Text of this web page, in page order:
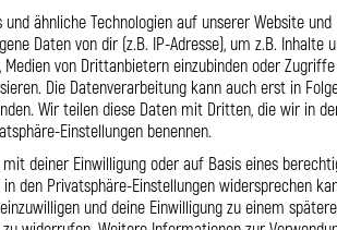
diese
geprägt
perfekt
auf Basis
Dank
wir kurze
Bei uns erhalten Sie eine
oder ein
Fragen? Unser Team ist
ähnliche Technologien auf unserer Website und
Daten von dir (z.B. IP-Adresse), um z.B. Inhalte
Medien von Drittanbietern einzubinden oder
Die Datenverarbeitung kann auch erst in
Wir teilen diese Daten mit Dritten, die wir in
Einstellungen benennen.
deiner Einwilligung oder auf Basis eines
den Privatsphäre-Einstellungen widersprechen
und deine Einwilligung zu einem